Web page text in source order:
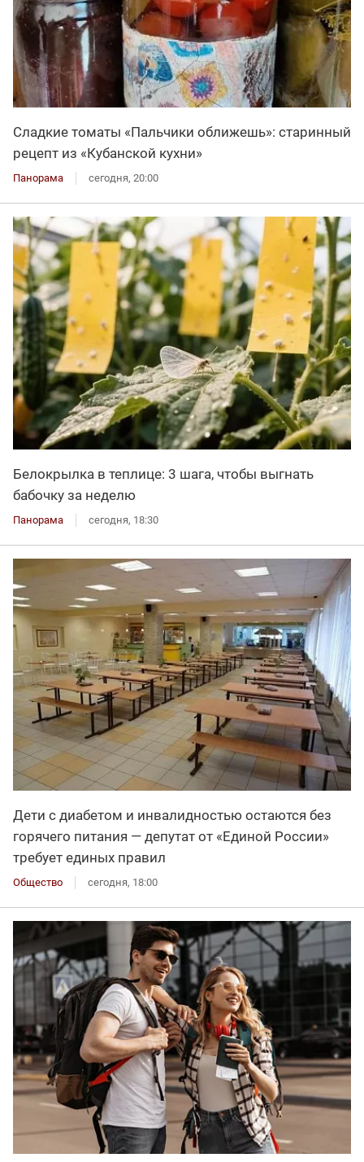
Сладкие томаты «Пальчики оближешь»: старинный
рецепт из «Кубанской кухни»
Панорама сегодня, 20:00
Белокрылка в теплице: 3 шага, чтобы выгнать
бабочку за неделю
Панорама сегодня, 18:30
Дети с диабетом и инвалидностью остаются без
горячего питания — депутат от «Единой России»
требует единых правил
Общество сегодня, 18:00